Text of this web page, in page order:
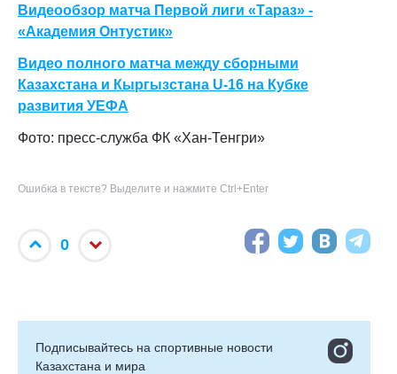
Видеообзор матча Первой лиги «Тараз» -
«Академия Онтустик»
Видео полного матча между сборными
Казахстана и Кыргызстана U-16 на Кубке
развития УЕФА
Фото: пресс-служба ФК «Хан-Тенгри»
Ошибка в тексте? Выделите и нажмите Ctrl+Enter
0
Подписывайтесь на cпортивные новости
Казахстана и мира